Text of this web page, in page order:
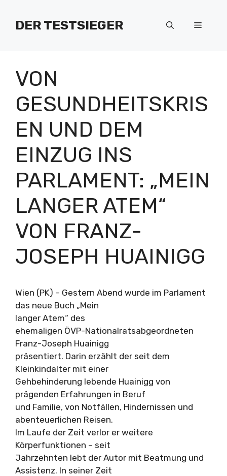
Inhalt
springenDER TESTSIEGER Menü
VON
GESUNDHEITSKRIS
EN UND DEM
EINZUG INS
PARLAMENT: „MEIN
LANGER ATEM“
VON FRANZ-
JOSEPH HUAINIGG
Wien (PK) – Gestern Abend wurde im Parlament
das neue Buch „Mein
langer Atem“ des
ehemaligen ÖVP-Nationalratsabgeordneten
Franz-Joseph Huainigg
präsentiert. Darin erzählt der seit dem
Kleinkindalter mit einer
Gehbehinderung lebende Huainigg von
prägenden Erfahrungen in Beruf
und Familie, von Notfällen, Hindernissen und
abenteuerlichen Reisen.
Im Laufe der Zeit verlor er weitere
Körperfunktionen – seit
Jahrzehnten lebt der Autor mit Beatmung und
Assistenz. In seiner Zeit